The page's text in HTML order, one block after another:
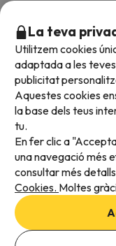
Acceptem
Condicions generals
Privadesa de dades
Política de cookies
La teva
Utilitzem cookies
adaptada a les
publicitat
Aquestes cookies
la base dels teus
tu.
En fer clic a
una navegació més
consultar més
Cookies. Moltes